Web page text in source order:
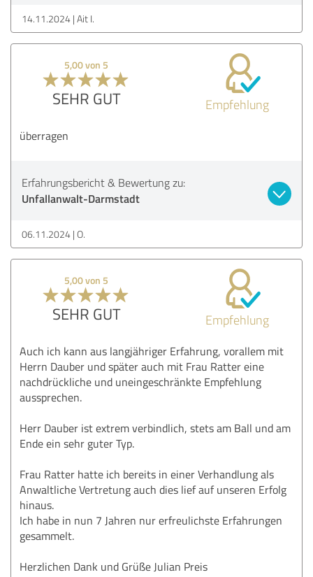
14.11.2024 Ait I.
5,00 von 5
SEHR GUT Empfehlung
überragen
Erfahrungsbericht & Bewertung zu:
Unfallanwalt-Darmstadt
06.11.2024 O.
5,00 von 5
SEHR GUT Empfehlung
Auch ich kann aus langjähriger Erfahrung, vorallem mit
Herrn Dauber und später auch mit Frau Ratter eine
nachdrückliche und uneingeschränkte Empfehlung
aussprechen.
Herr Dauber ist extrem verbindlich, stets am Ball und am
Ende ein sehr guter Typ.
Frau Ratter hatte ich bereits in einer Verhandlung als
Anwaltliche Vertretung auch dies lief auf unseren Erfolg
hinaus.
Ich habe in nun 7 Jahren nur erfreulichste Erfahrungen
gesammelt.
Herzlichen Dank und Grüße Julian Preis